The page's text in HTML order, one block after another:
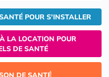
POUR S'INSTALLER
LA LOCATION POUR
DE SANTÉ
DE SANTÉ